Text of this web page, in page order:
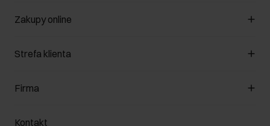
Zakupy online
Zarządzaj cookies
Formy płatności
Jak dokonać zwrotu?
Strefa klienta
Klub Klienta
Firma
O nas
Kontakt